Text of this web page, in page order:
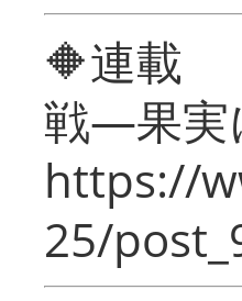
🔶連載
戦―果実
https://
25/